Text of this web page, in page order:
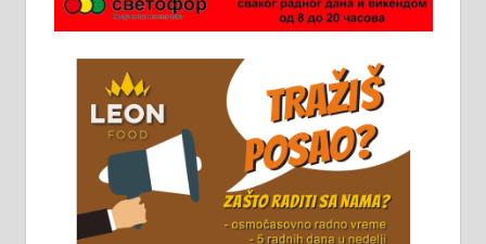
стоваришту „Липа промет” у
Алексинцу. За више
стовариште у улици Максима
Горког 26 сваког радног дана од
8 до 15 часова. 063/465-045
Чистим све врсте димњака.
061/32-13-445